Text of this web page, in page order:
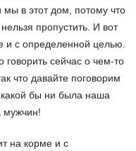
в этот дом, потому что
пропустить. И вот
и с определенной целью.
говорить сейчас о чем-то
что давайте поговорим
бы ни была наша
мужчин!
на корме и с